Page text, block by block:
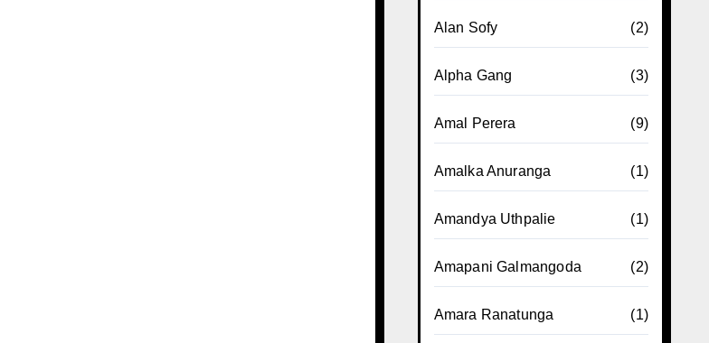
Alan Sofy (2)
Alpha Gang (3)
Amal Perera (9)
Amalka Anuranga (1)
Amandya Uthpalie (1)
Amapani Galmangoda (2)
Amara Ranatunga (1)